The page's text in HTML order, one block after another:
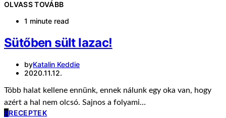
OLVASS TOVÁBB
1 minute read
Sütőben sült lazac!
byKatalin Keddie
2020.11.12.
Több halat kellene ennünk, ennek nálunk egy oka van, hogy
azért a hal nem olcsó. Sajnos a folyami…
RRECEPTEK